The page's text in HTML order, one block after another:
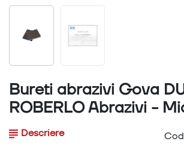
Bureti abrazivi Gova
ROBERLO Abrazivi -
Descriere